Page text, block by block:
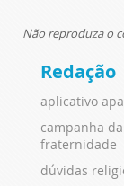
Não reproduza o
Redação
aplicativo
campanha da
fraternidade
dúvidas